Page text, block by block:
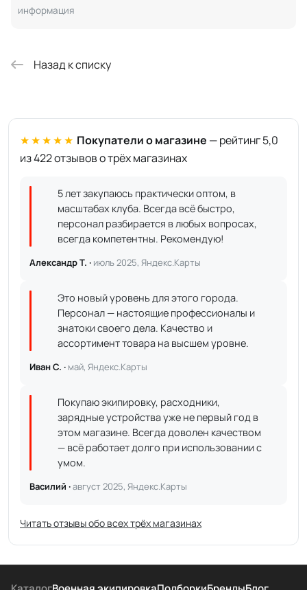
информация
Назад к списку
★★★★★ Покупатели о магазине — рейтинг 5,0
из 422 отзывов о трёх магазинах
5 лет закупаюсь практически оптом, в
масштабах клуба. Всегда всё быстро,
персонал разбирается в любых вопросах,
всегда компетентны. Рекомендую!
Александр Т. · июль 2025, Яндекс.Карты
Это новый уровень для этого города.
Персонал — настоящие профессионалы и
знатоки своего дела. Качество и
ассортимент товара на высшем уровне.
Иван С. · май, Яндекс.Карты
Покупаю экипировку, расходники,
зарядные устройства уже не первый год в
этом магазине. Всегда доволен качеством
— всё работает долго при использовании с
умом.
Василий ·август 2025, Яндекс.Карты
Читать отзывы обо всех трёх магазинах